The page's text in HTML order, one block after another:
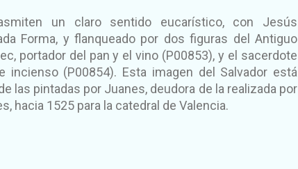
un claro sentido eucarístico, con Jesús
Forma, y flanqueado por dos figuras del Antiguo
portador del pan y el vino (P00853), y el sacerdote
incienso (P00854). Esta imagen del Salvador está
las pintadas por Juanes, deudora de la realizada por
hacia 1525 para la catedral de Valencia.